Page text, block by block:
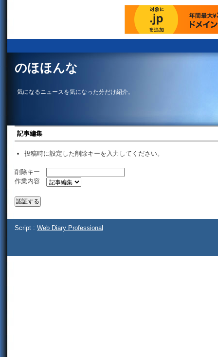
のほほんな
気になるニュースを気になった分だけ紹介。
記事編集
投稿時に設定した削除キーを入力してください。
削除キー
作業内容
Script : Web Diary Professional